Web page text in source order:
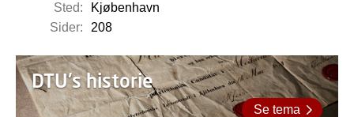
Sted:
Kjøbenhavn
Sider:
208
DTU's historie
Se tema